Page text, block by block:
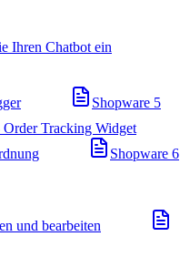
Ihren Chatbot ein
Shopware 5
Order Tracking Widget
Shopware 6
und bearbeiten